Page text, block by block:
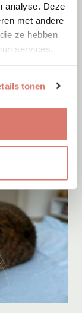
analyse. Deze
met andere
ze hebben
services.
tonen